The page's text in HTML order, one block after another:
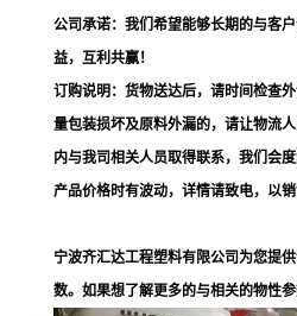
公司承诺：我们希望能够长期的与客
益，互利共赢！
订购说明：货物送达后，请时间检查
量包装损坏及原料外漏的，请让物流
内与我司相关人员取得联系，我们会度
产品价格时有波动，详情请致电，以销
宁波齐汇达工程塑料有限公司为您提
数。如果想了解更多的与相关的物性参